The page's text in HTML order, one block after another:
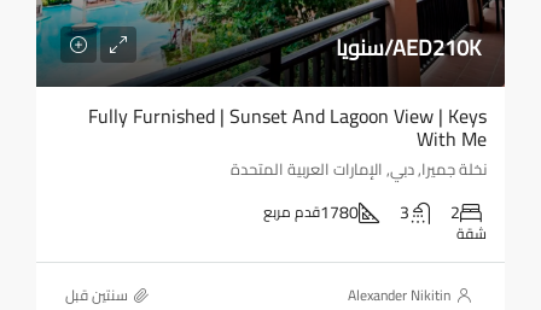
AED210K/سنويا
Fully Furnished | Sunset And Lagoon View | Keys
With Me
نخلة جميرا, دبي, الإمارات العربية المتحدة
2
3
1780قدم مربع
شقة
Alexander Nikitin ‏سنتين قبل